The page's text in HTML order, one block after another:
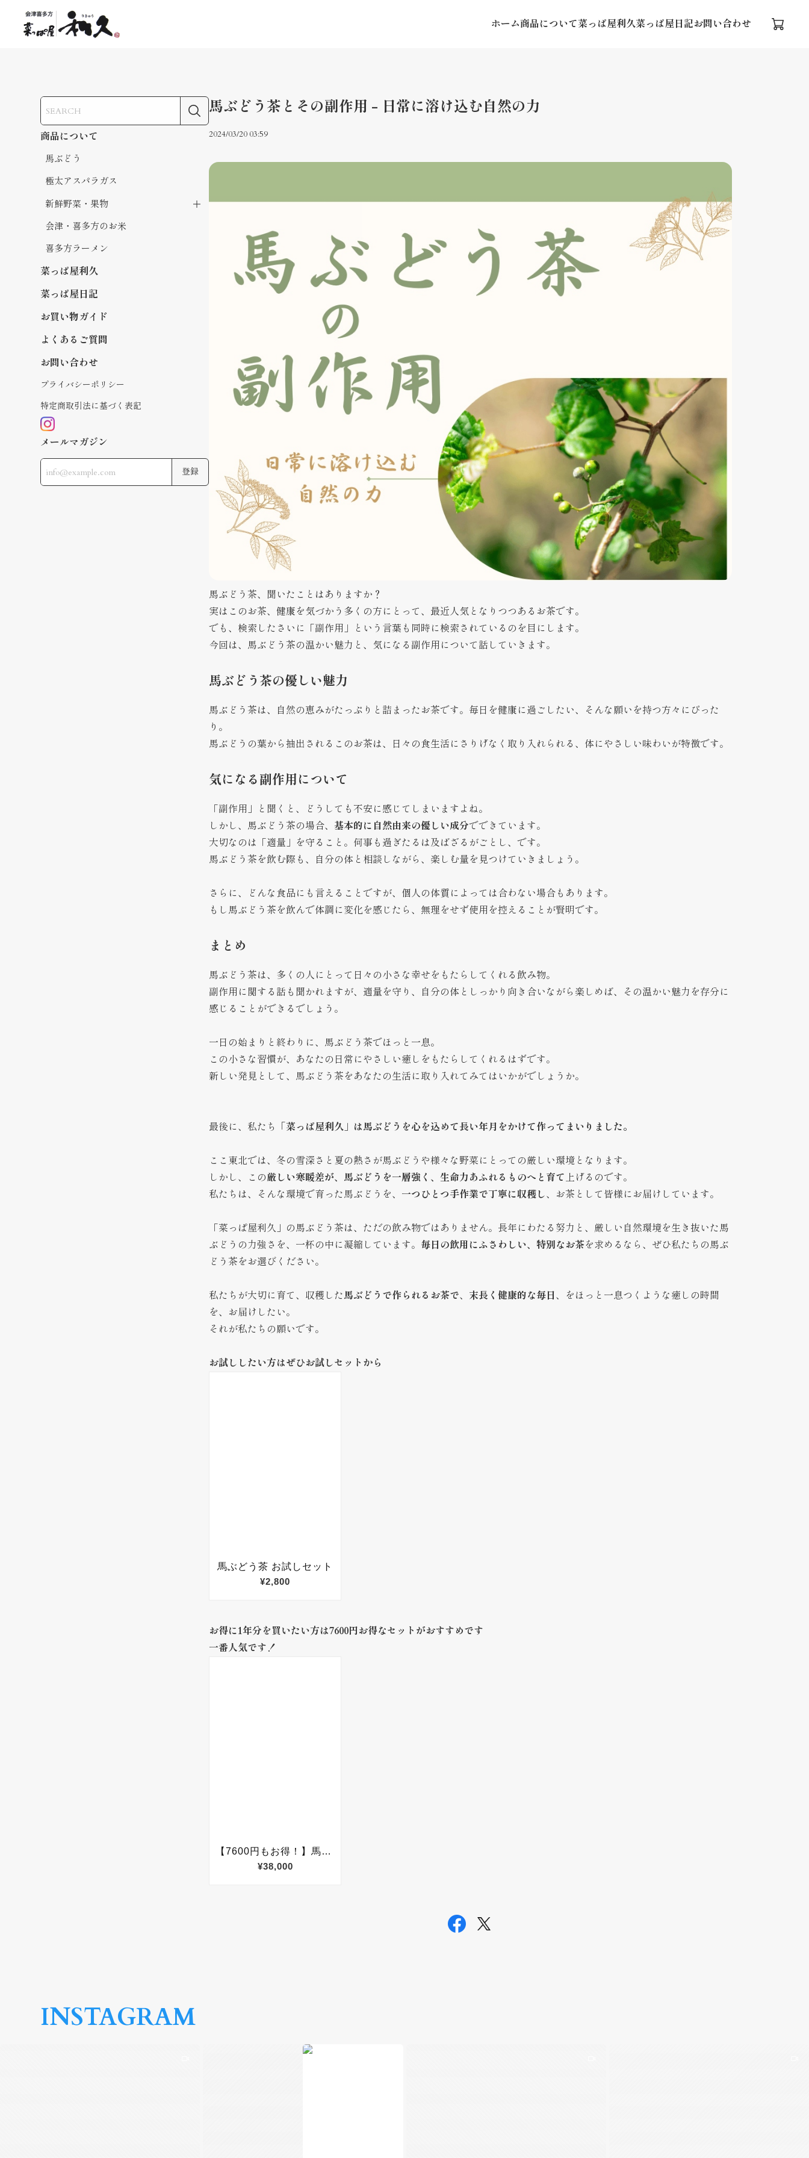
ホーム商品について菜っぱ屋利久菜っぱ屋日記お問い合わせ
商品について
馬ぶどう
極太アスパラガス
新鮮野菜・果物
会津・喜多方のお米
喜多方ラーメン
菜っぱ屋利久
菜っぱ屋日記
お買い物ガイド
よくあるご質問
お問い合わせ
プライバシーポリシー
特定商取引法に基づく表記
メールマガジン
登録
馬ぶどう茶とその副作用 - 日常に溶け込む自然の力
2024/03/20 03:59
馬ぶどう茶、聞いたことはありますか？
実はこのお茶、健康を気づかう多くの方にとって、最近人気となりつつあるお茶です。
でも、検索したさいに「副作用」という言葉も同時に検索されているのを目にします。
今回は、馬ぶどう茶の温かい魅力と、気になる副作用について話していきます。
馬ぶどう茶の優しい魅力
馬ぶどう茶は、自然の恵みがたっぷりと詰まったお茶です。毎日を健康に過ごしたい、そんな願いを持つ方々にぴった
り。
馬ぶどうの葉から抽出されるこのお茶は、日々の食生活にさりげなく取り入れられる、体にやさしい味わいが特徴です。
気になる副作用について
「副作用」と聞くと、どうしても不安に感じてしまいますよね。
しかし、馬ぶどう茶の場合、 基本的に自然由来の優しい成分でできています。
大切なのは「適量」を守ること。何事も過ぎたるは及ばざるがごとし、です。
馬ぶどう茶を飲む際も、自分の体と相談しながら、楽しむ量を見つけていきましょう。
さらに、どんな食品にも言えることですが、個人の体質によっては合わない場合もあります。
もし馬ぶどう茶を飲んで体調に変化を感じたら、無理をせず使用を控えることが賢明です。
まとめ
馬ぶどう茶は、多くの人にとって日々の小さな幸せをもたらしてくれる飲み物。
副作用に関する話も聞かれますが、適量を守り、自分の体としっかり向き合いながら楽しめば、その温かい魅力を存分に
感じることができるでしょう。
一日の始まりと終わりに、馬ぶどう茶でほっと一息。
この小さな習慣が、あなたの日常にやさしい癒しをもたらしてくれるはずです。
新しい発見として、馬ぶどう茶をあなたの生活に取り入れてみてはいかがでしょうか。
最後に、私たち 「菜っぱ屋利久」は馬ぶどうを心を込めて長い年月をかけて作ってまいりました。
ここ東北では、冬の雪深さと夏の熱さが馬ぶどうや様々な野菜にとっての厳しい環境となります。
しかし、この厳しい寒暖差が、馬ぶどうを一層強く、生命力あふれるものへと育て上げるのです。
私たちは、そんな環境で育った馬ぶどうを、 一つひとつ手作業で丁寧に収穫し、お茶として皆様にお届けしています。
「菜っぱ屋利久」の馬ぶどう茶は、ただの飲み物ではありません。長年にわたる努力と、厳しい自然環境を生き抜いた馬
ぶどうの力強さを、一杯の中に凝縮しています。 毎日の飲用にふさわしい、特別なお茶を求めるなら、ぜひ私たちの馬ぶ
どう茶をお選びください。
私たちが大切に育て、収穫した馬ぶどうで作られるお茶で、 末長く健康的な毎日、をほっと一息つくような癒しの時間
を、お届けしたい。
それが私たちの願いです。
お試ししたい方はぜひお試しセットから
お得に1年分を買いたい方は7600円お得なセットがおすすめです
一番人気です！
INSTAGRAM